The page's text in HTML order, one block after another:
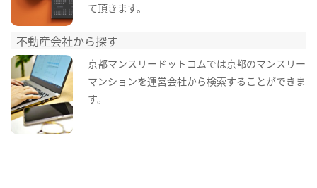
て頂きます。
不動産会社から探す
京都マンスリードットコムでは京都のマンスリー
マンションを運営会社から検索することができま
す。